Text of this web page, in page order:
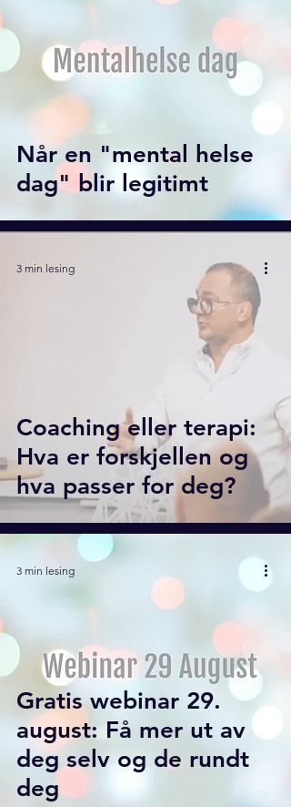
Når en "mental helse
dag" blir legitimt
Coaching eller terapi:
Hva er forskjellen og
hva passer for deg?
3 min lesing
Gratis webinar 29.
august: Få mer ut av
deg selv og de rundt
deg
3 min lesing